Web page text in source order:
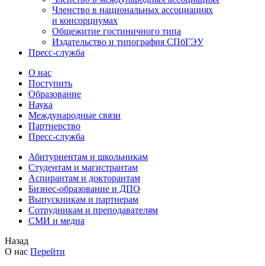
Членство в национальных ассоциациях
и консорциумах
Общежитие гостиничного типа
Издательство и типография СПбГЭУ
Пресс-служба
О нас
Поступить
Образование
Наука
Международные связи
Партнерство
Пресс-служба
Абитуриентам и школьникам
Студентам и магистрантам
Аспирантам и докторантам
Бизнес-образование и ДПО
Выпускникам и партнерам
Сотрудникам и преподавателям
СМИ и медиа
Назад
О нас Перейти